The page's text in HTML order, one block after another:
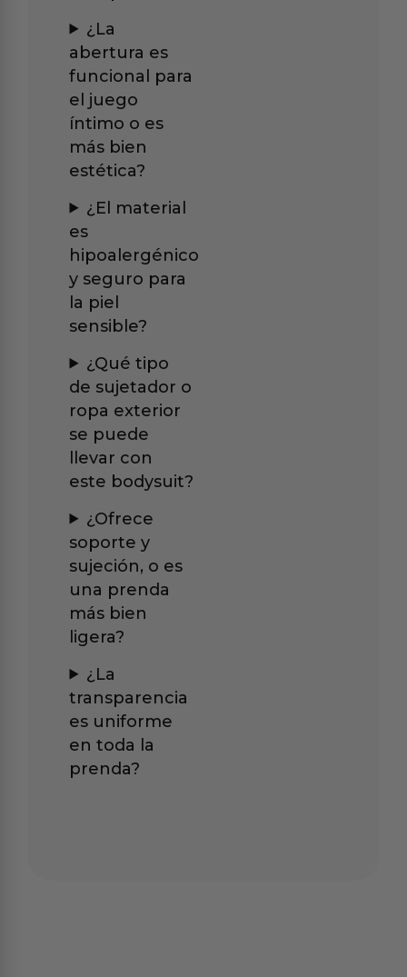
¿La
abertura es
funcional para
el juego
íntimo o es
más bien
estética?
¿El material
es
hipoalergénico
y seguro para
la piel
sensible?
¿Qué tipo
de sujetador o
ropa exterior
se puede
llevar con
este bodysuit?
¿Ofrece
soporte y
sujeción, o es
una prenda
más bien
ligera?
¿La
transparencia
es uniforme
en toda la
prenda?